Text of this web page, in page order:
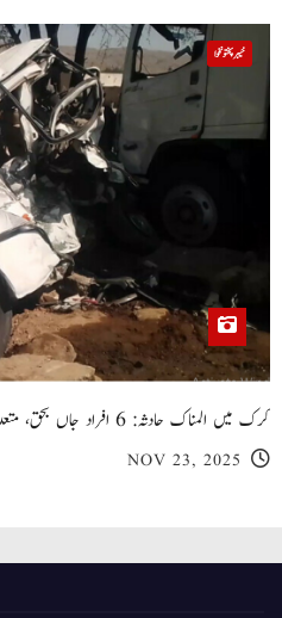
خیبر پختونخوا
کرک میں المناک حادثہ: 6 افراد جاں بحق، متعدد زخمی
NOV 23, 2025